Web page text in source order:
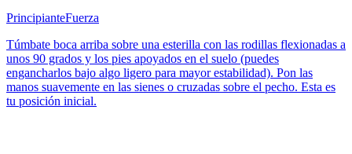
PrincipianteFuerza
Túmbate boca arriba sobre una esterilla con las rodillas flexionadas a
unos 90 grados y los pies apoyados en el suelo (puedes
engancharlos bajo algo ligero para mayor estabilidad). Pon las
manos suavemente en las sienes o cruzadas sobre el pecho. Esta es
tu posición inicial.